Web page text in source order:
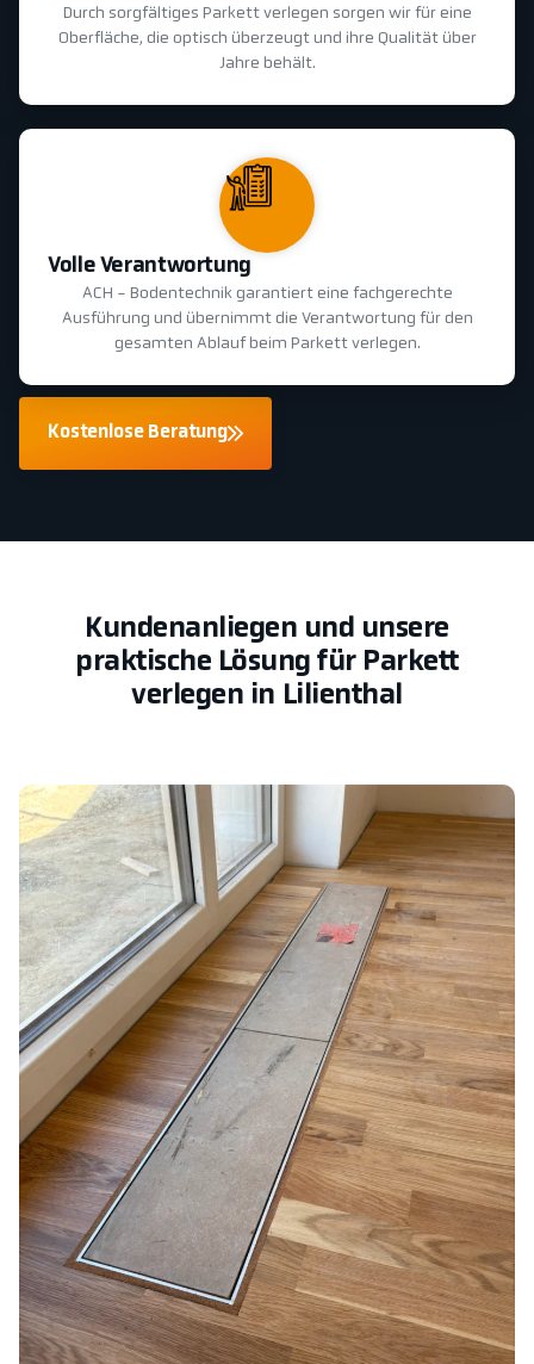
Durch sorgfältiges Parkett verlegen sorgen wir für eine
Oberfläche, die optisch überzeugt und ihre Qualität über
Jahre behält.
Volle Verantwortung
ACH - Bodentechnik garantiert eine fachgerechte
Ausführung und übernimmt die Verantwortung für den
gesamten Ablauf beim Parkett verlegen.
Kostenlose Beratung
Kundenanliegen und unsere
praktische Lösung für Parkett
verlegen in Lilienthal